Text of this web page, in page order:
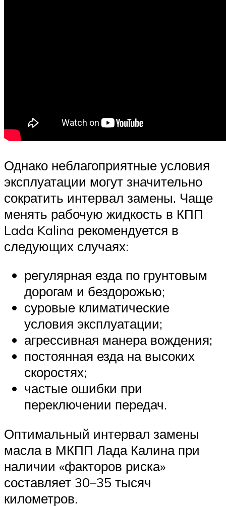
Однако неблагоприятные условия
эксплуатации могут значительно
сократить интервал замены. Чаще
менять рабочую жидкость в КПП
Lada Kalina рекомендуется в
следующих случаях:
регулярная езда по грунтовым
дорогам и бездорожью;
суровые климатические
условия эксплуатации;
агрессивная манера вождения;
постоянная езда на высоких
скоростях;
частые ошибки при
переключении передач.
Оптимальный интервал замены
масла в МКПП Лада Калина при
наличии «факторов риска»
составляет 30–35 тысяч
километров.